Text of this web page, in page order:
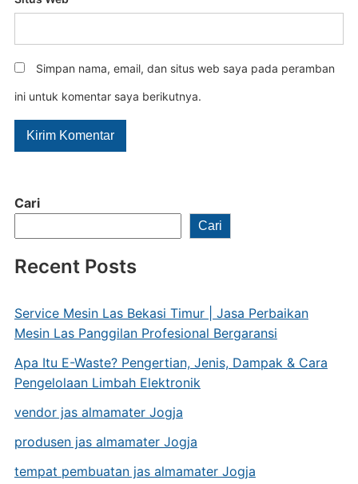
Cari
Cari
Recent Posts
Service Mesin Las Bekasi Timur | Jasa Perbaikan
Mesin Las Panggilan Profesional Bergaransi
Apa Itu E-Waste? Pengertian, Jenis, Dampak & Cara
Pengelolaan Limbah Elektronik
vendor jas almamater Jogja
produsen jas almamater Jogja
tempat pembuatan jas almamater Jogja
Simpan nama, email, dan situs web saya pada peramban
ini untuk komentar saya berikutnya.